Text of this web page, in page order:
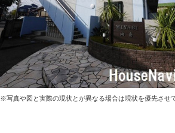
※写真や図と実際の現状とが異なる場合は現状を優先させ